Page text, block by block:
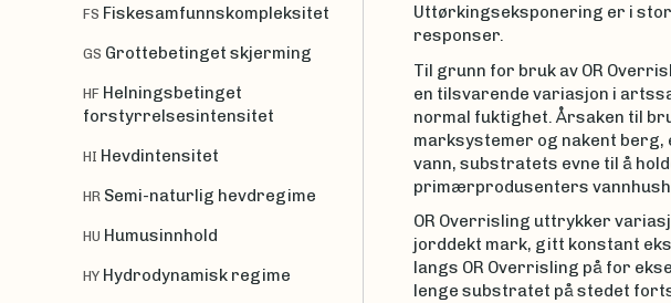
Uttørkingseksponering er i
responser.
Til grunn for bruk av OR
en tilsvarende variasjon i
normal fuktighet. Årsaken til
marksystemer og nakent
vann, substratets evne til å
primærprodusenters
OR Overrisling uttrykker
jorddekt mark, gitt konstant
langs OR Overrisling på for
lenge substratet på stedet
FS Fiskesamfunnskompleksitet
GS Grottebetinget skjerming
HF Helningsbetinget
forstyrrelsesintensitet
HI Hevdintensitet
HR Semi-naturlig hevdregime
HU Humusinnhold
HY Hydrodynamisk regime